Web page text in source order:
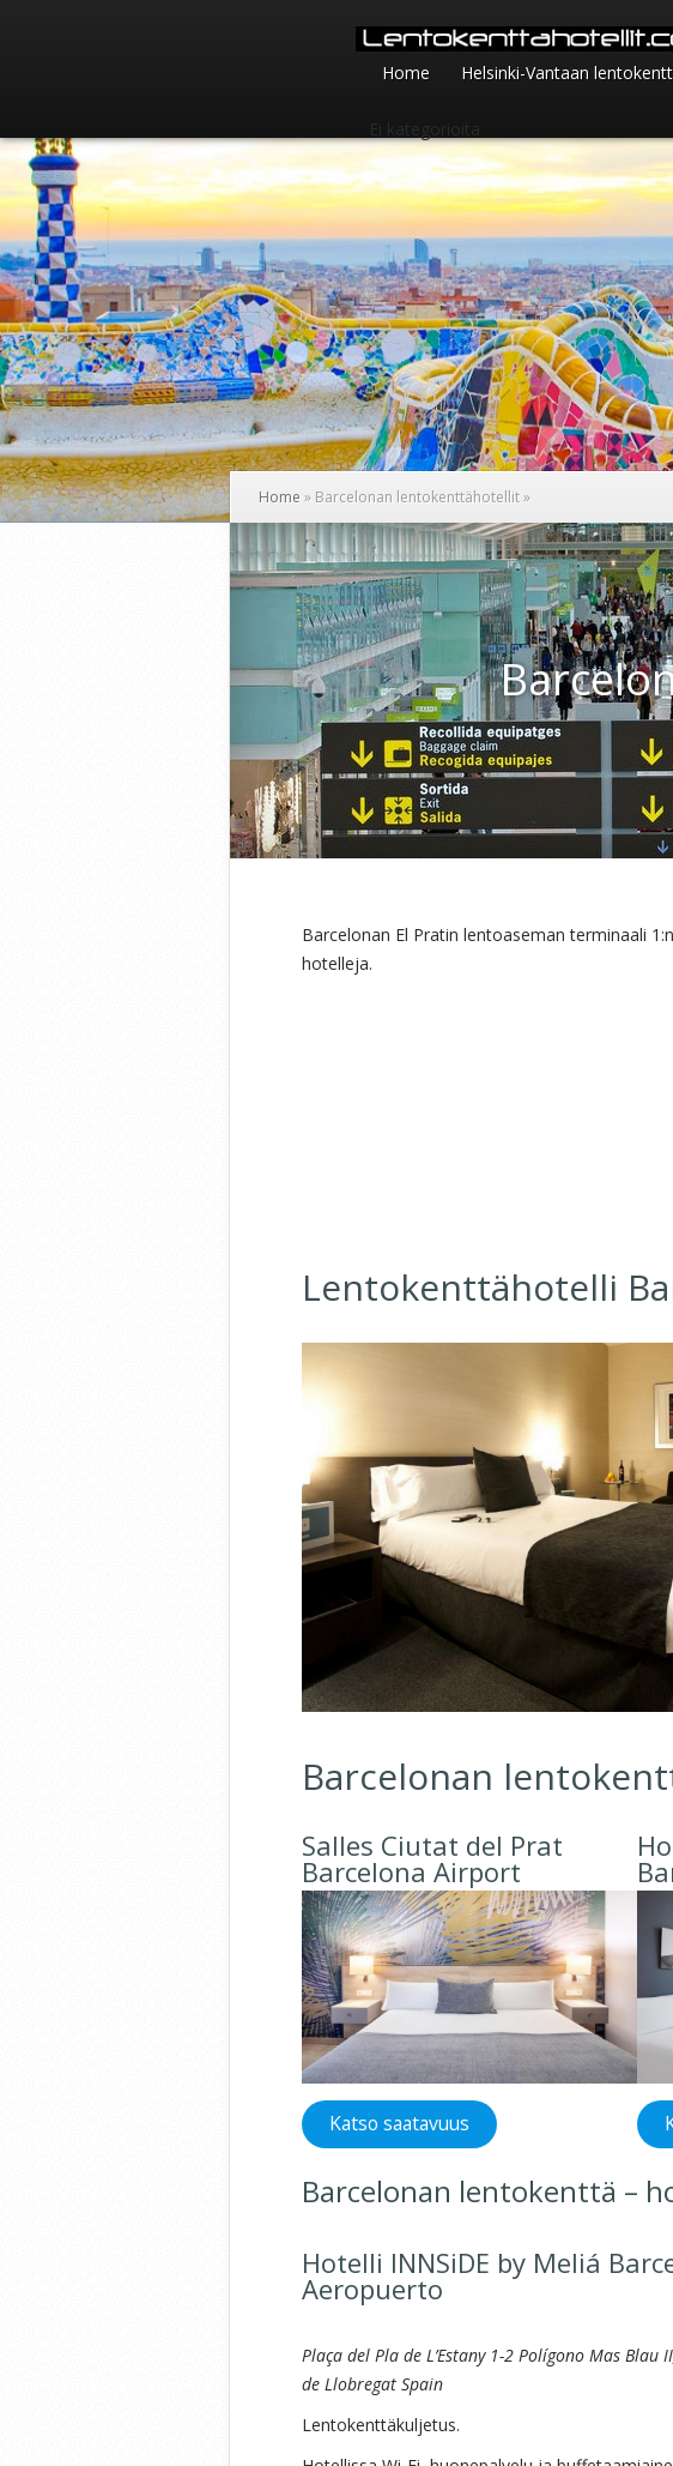
Home Helsinki-Vantaan
Ei kategorioita
Home » Barcelonan lentokenttähotellit»
Barcelonan El Pratin lentoaseman terminaali
hotelleja.
Lentokenttähotelli
Barcelonan
Salles Ciutat del Prat
Barcelona Airport
Katso saatavuus
Barcelonan lentokenttä –
Hotelli INNSiDE by Meliá
Aeropuerto
Plaça del Pla de L’Estany 1-2 Polígono Mas Blau
de Llobregat Spain
Lentokenttäkuljetus.